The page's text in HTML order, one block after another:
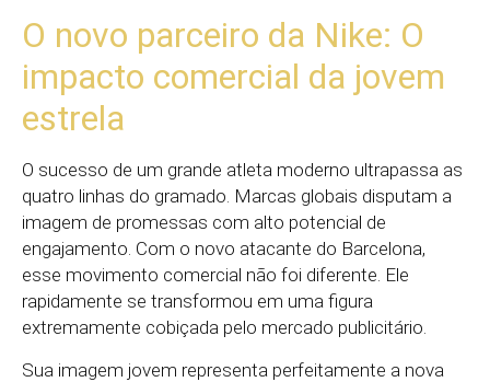
O novo parceiro da Nike: O
impacto comercial da jovem
estrela
O sucesso de um grande atleta moderno ultrapassa as
quatro linhas do gramado. Marcas globais disputam a
imagem de promessas com alto potencial de
engajamento. Com o novo atacante do Barcelona,
esse movimento comercial não foi diferente. Ele
rapidamente se transformou em uma figura
extremamente cobiçada pelo mercado publicitário.
Sua imagem jovem representa perfeitamente a nova